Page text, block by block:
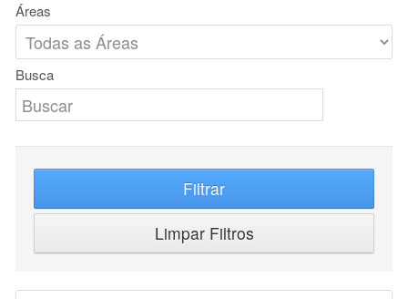
Áreas
Busca
Filtrar
Limpar Filtros